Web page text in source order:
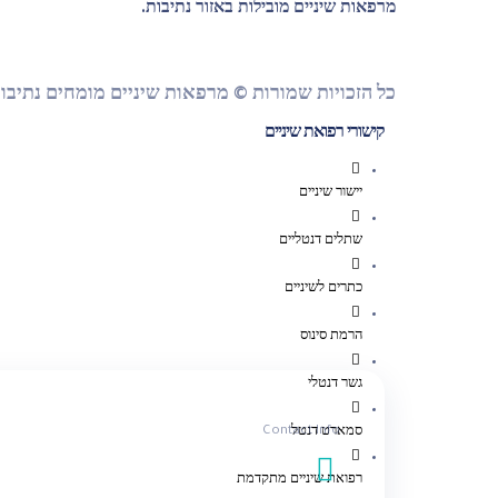
מרפאות שיניים מובילות באזור נתיבות.
כל הזכויות שמורות © מרפאות שיניים מומחים
קישורי רפואת שיניים
יישור שיניים
שתלים דנטליים
כתרים לשיניים
הרמת סינוס
גשר דנטלי
סמארט דנטל
רפואת שיניים מתקדמת
Contact Info